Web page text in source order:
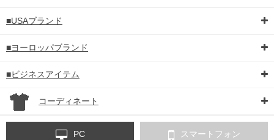
■USAブランド
■ヨーロッパブランド
■ビジネスアイテム
コーディネート
PC スマートフォン